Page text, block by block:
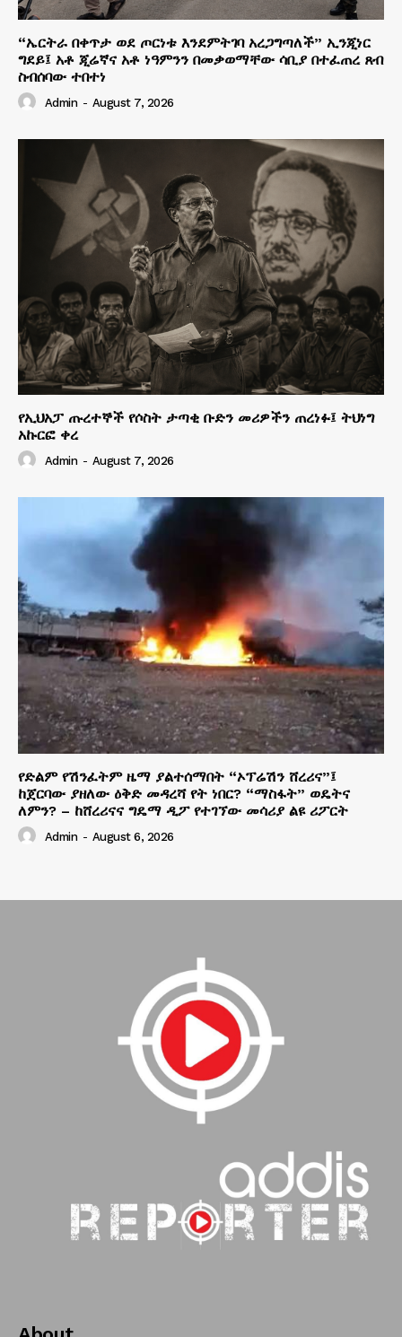
“ኤርትራ በቀጥታ ወደ ጦርነቱ እንደምትገባ አረጋግጣለች” ኢንጂነር
ግደይ፤ አቶ ጂሬኛና አቶ ነዓምንን በመቃወማቸው ሳቢያ በተፈጠረ ጸብ
ስብሰባው ተበተነ
Admin - August 7, 2026
የኢህአፓ ጡረተኞች የሶስት ታጣቂ ቡድን መሪዎችን ጠረነፉ፤ ትህነግ
አኩርፎ ቀረ
Admin - August 7, 2026
የድልም የሽንፈትም ዜማ ያልተሰማበት “ኦፕሬሽን ሸረሪና”፤
ከጀርባው ያዘለው ዕቅድ መዳረሻ የት ነበር? “ማስፋት” ወዴትና
ለምን? – ከሸረሪናና ግዴማ ዲፖ የተገኘው መሳሪያ ልዩ ሪፖርት
Admin - August 6, 2026